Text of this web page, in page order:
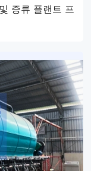
증류 플랜트 프